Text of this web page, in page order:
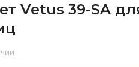
Vetus 39-SA